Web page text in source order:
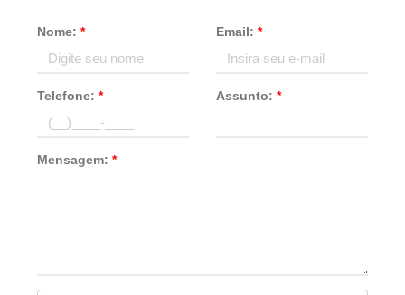
Nome:* Email: *
Telefone:* Assunto: *
Mensagem:*